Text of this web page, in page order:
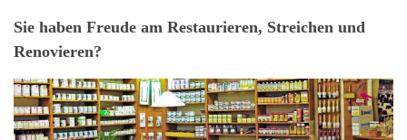
Sie haben Freude am Restaurieren, Streichen und
Renovieren?